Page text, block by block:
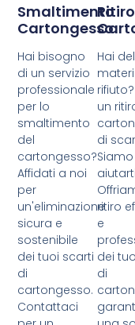
Smaltimento
Cartongesso
Hai bisogno
di un servizio
professionale
per lo
smaltimento
del
cartongesso?
Affidati a noi
per
un'eliminazione
sicura e
sostenibile
dei tuoi scarti
di
cartongesso.
Contattaci
Ritiro
Hai del
un
di
ritiro
e
dei
di